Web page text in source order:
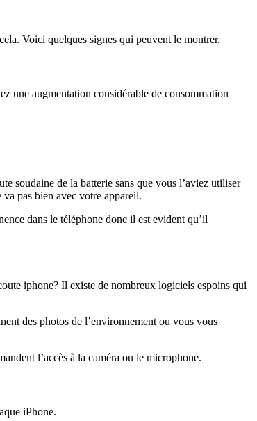
Voici quelques signes qui peuvent le montrer.
une augmentation considérable de consommation
soudaine de la batterie sans que vous l’aviez utiliser
pas bien avec votre appareil.
dans le téléphone donc il est evident qu’il
iphone? Il existe de nombreux logiciels espoins qui
des photos de l’environnement ou vous vous
l’accès à la caméra ou le microphone.
iPhone.